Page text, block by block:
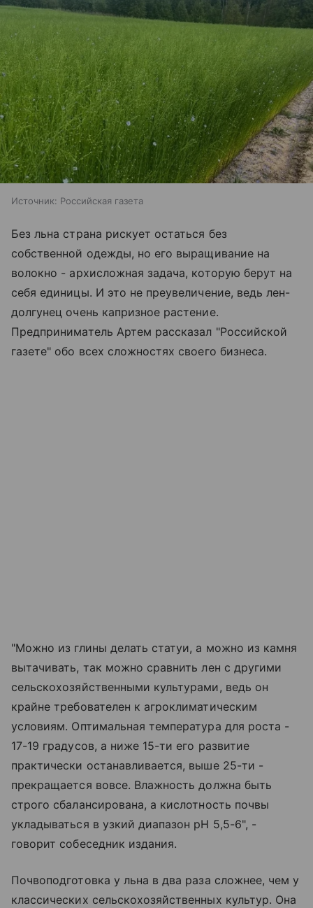
Источник: Российская газета
Без льна страна рискует остаться без
собственной одежды, но его выращивание на
волокно - архисложная задача, которую берут на
себя единицы. И это не преувеличение, ведь лен-
долгунец очень капризное растение.
Предприниматель Артем рассказал "Российской
газете" обо всех сложностях своего бизнеса.
"Можно из глины делать статуи, а можно из камня
вытачивать, так можно сравнить лен с другими
сельскохозяйственными культурами, ведь он
крайне требователен к агроклиматическим
условиям. Оптимальная температура для роста -
17-19 градусов, а ниже 15-ти его развитие
практически останавливается, выше 25-ти -
прекращается вовсе. Влажность должна быть
строго сбалансирована, а кислотность почвы
укладываться в узкий диапазон pH 5,5-6", -
говорит собеседник издания.
Почвоподготовка у льна в два раза сложнее, чем у
классических сельскохозяйственных культур. Она